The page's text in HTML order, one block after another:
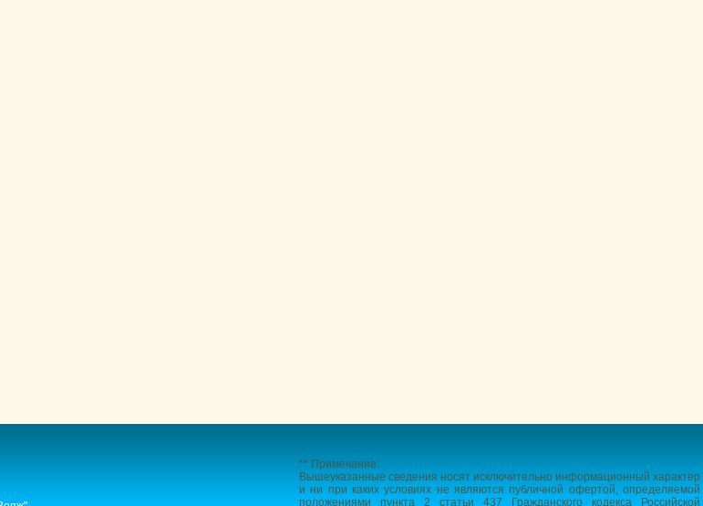
** Примечание:
Вышеуказанные сведения носят исключительно информационный характер
и ни при каких условиях не являются публичной офертой, определяемой
положениями пункта 2 статьи 437 Гражданского кодекса Российской